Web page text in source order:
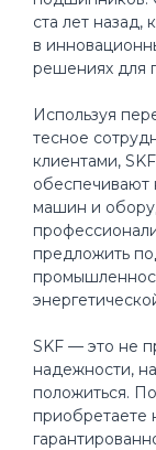
ста лет назад,
в
решениях для
Используя
тесное
клиентами,
машин и
предложить
SKF — это не
надежности,
положиться.
приобретаете